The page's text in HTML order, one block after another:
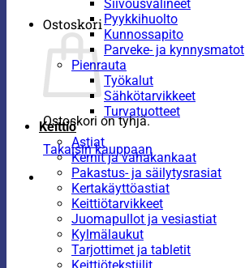
Ostoskori
Ostoskori on tyhjä.
Takaisin kauppaan
Siivousvälineet
Pyykkihuolto
Kunnossapito
Parveke- ja kynnysmatot
Pienrauta
Työkalut
Sähkötarvikkeet
Turvatuotteet
Keittiö
Astiat
Kernit ja vahakankaat
Pakastus- ja säilytysrasiat
Kertakäyttöastiat
Keittiötarvikkeet
Juomapullot ja vesiastiat
Kylmälaukut
Tarjottimet ja tabletit